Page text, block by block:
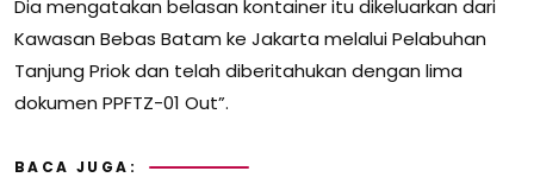
Dia mengatakan belasan kontainer itu dikeluarkan dari
Kawasan Bebas Batam ke Jakarta melalui Pelabuhan
Tanjung Priok dan telah diberitahukan dengan lima
dokumen PPFTZ-01 Out”.
BACA JUGA: